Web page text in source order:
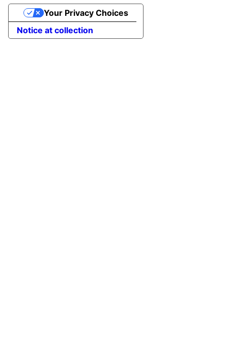
Notice at collection
Your Privacy Choices